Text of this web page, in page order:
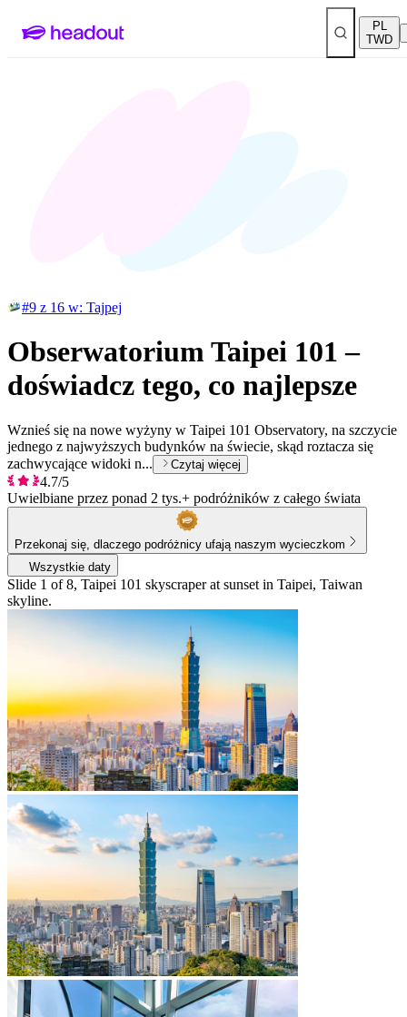
PL
TWD
#9 z 16 w: Tajpej
Obserwatorium Taipei 101 –
doświadcz tego, co najlepsze
Wznieś się na nowe wyżyny w Taipei 101 Observatory, na szczycie
jednego z najwyższych budynków na świecie, skąd roztacza się
zachwycające widoki n...
Czytaj więcej
4.7/5
Uwielbiane przez ponad 2 tys.+ podróżników z całego świata
Przekonaj się, dlaczego podróżnicy ufają naszym wycieczkom
Wszystkie daty
Slide 1 of 8, Taipei 101 skyscraper at sunset in Taipei, Taiwan
skyline.